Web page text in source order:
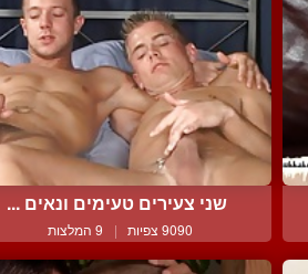
שני צעירים טעימים ונאים ...
9090 צפיות | 9 המלצות